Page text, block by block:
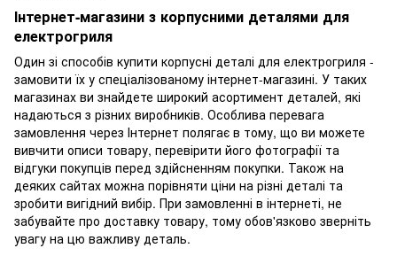
Інтернет-магазини з корпусними деталями для
електрогриля
Один зі способів купити корпусні деталі для електрогриля -
замовити їх у спеціалізованому інтернет-магазині. У таких
магазинах ви знайдете широкий асортимент деталей, які
надаються з різних виробників. Особлива перевага
замовлення через Інтернет полягає в тому, що ви можете
вивчити описи товару, перевірити його фотографії та
відгуки покупців перед здійсненням покупки. Також на
деяких сайтах можна порівняти ціни на різні деталі та
зробити вигідний вибір. При замовленні в інтернеті, не
забувайте про доставку товару, тому обов'язково зверніть
увагу на цю важливу деталь.